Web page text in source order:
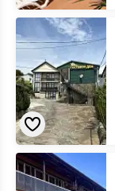
«Астхо»
гостевой
дом
«Татьяна»
гостевой
дом